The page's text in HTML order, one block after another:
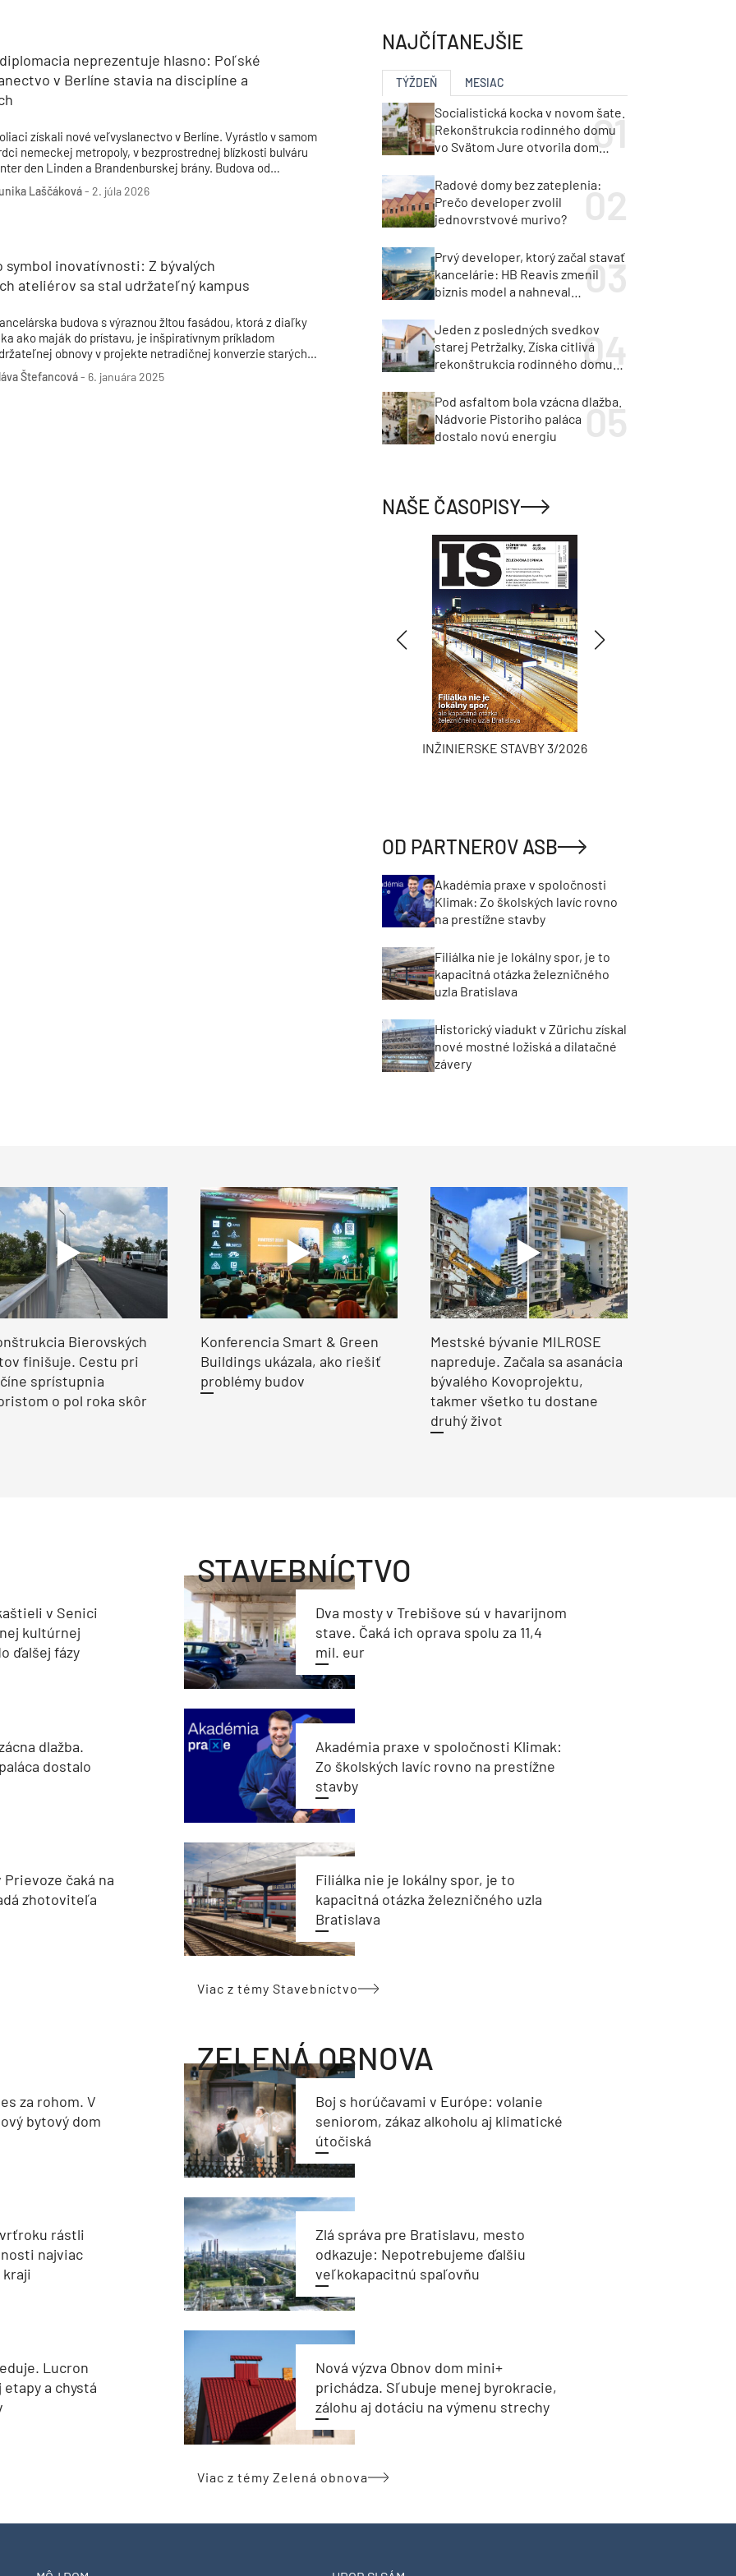
Manažérsky kurz Milan Murcka
neprezentuje hlasno: Poľské
v Berlíne stavia na disciplíne a
získali nové veľvyslanectvo v Berlíne. Vyrástlo v samom
nemeckej metropoly, v bezprostrednej blízkosti bulváru
den Linden a Brandenburskej brány. Budova od
štúdia JEMS Architects ukazuje, že diplomacia sa
čítať aj z architektúry.
Laščáková-2. júla 2026
symbol inovatívnosti: Z bývalých
ateliérov sa stal udržateľný kampus
budova s výraznou žltou fasádou, ktorá z diaľky
ako maják do prístavu, je inšpiratívnym príkladom
obnovy v projekte netradičnej konverzie starých
ateliérov.
Štefancová- 6. januára 2025
Bierovských
finišuje. Cestu pri
sprístupnia
o pol roka skôr
Konferencia Smart & Green
Buildings ukázala, ako riešiť
problémy budov
Mestské bývanie MILROSE
napreduje. Začala sa asanácia
bývalého Kovoprojektu,
takmer všetko tu dostane
druhý život
v Senici
kultúrnej
ďalšej fázy
dlažba.
dostalo
čaká na
zhotoviteľa
STAVEBNÍCTVO
Dva mosty v Trebišove sú v havarijnom
stave. Čaká ich oprava spolu za 11,4
mil. eur
Akadémia praxe v spoločnosti Klimak:
Zo školských lavíc rovno na prestížne
stavby
Filiálka nie je lokálny spor, je to
kapacitná otázka železničného uzla
Bratislava
Viac z témy Stavebníctvo
za rohom. V
bytový dom
rástli
najviac
kraji
Lucron
a chystá
ZELENÁ OBNOVA
Boj s horúčavami v Európe: volanie
seniorom, zákaz alkoholu aj klimatické
útočiská
Zlá správa pre Bratislavu, mesto
odkazuje: Nepotrebujeme ďalšiu
veľkokapacitnú spaľovňu
Nová výzva Obnov dom mini+
prichádza. Sľubuje menej byrokracie,
zálohu aj dotáciu na výmenu strechy
Viac z témy Zelená obnova
NAJČÍTANEJŠIE
TÝŽDEŇ MESIAC
Socialistická kocka v novom šate.
Rekonštrukcia rodinného domu
vo Svätom Jure otvorila dom
Radové domy bez zateplenia:
Prečo developer zvolil
jednovrstvové murivo?
Prvý developer, ktorý začal stavať
kancelárie: HB Reavis zmenil
biznis model a nahneval
Jeden z posledných svedkov
starej Petržalky. Získa citlivá
rekonštrukcia rodinného domu
Pod asfaltom bola vzácna dlažba.
Nádvorie Pistoriho paláca
dostalo novú energiu
NAŠE ČASOPISY
INŽINIERSKE STAVBY 3/2026
OD PARTNEROV ASB
Akadémia praxe v spoločnosti
Klimak: Zo školských lavíc rovno
na prestížne stavby
Filiálka nie je lokálny spor, je to
kapacitná otázka železničného
uzla Bratislava
Historický viadukt v Zürichu získal
nové mostné ložiská a dilatačné
závery